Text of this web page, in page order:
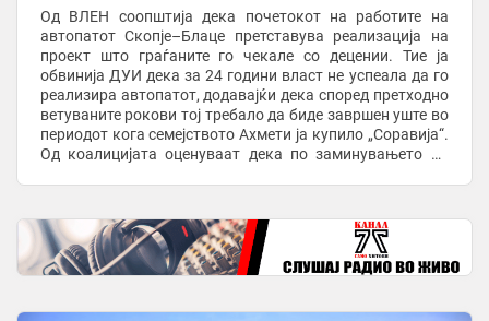
Од ВЛЕН соопштија дека почетокот на работите на
автопатот Скопје–Блаце претставува реализација на
проект што граѓаните го чекале со децении. Тие ја
обвинија ДУИ дека за 24 години власт не успеала да го
реализира автопатот, додавајќи дека според претходно
ветуваните рокови тој требало да биде завршен уште во
периодот кога семејството Ахмети ја купило „Соравија“.
Од коалицијата оценуваат дека по заминувањето на